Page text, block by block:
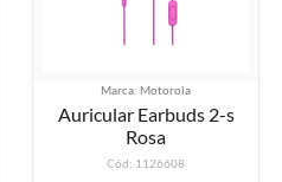
Marca: Motorola
Auricular Earbuds 2-s
Rosa
Cód: 1126608